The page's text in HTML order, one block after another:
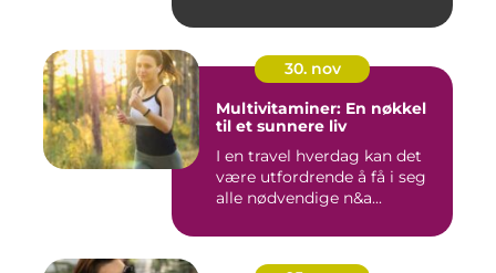
30. nov
Multivitaminer: En nøkkel
til et sunnere liv
I en travel hverdag kan det
være utfordrende å få i seg
alle nødvendige n&a...